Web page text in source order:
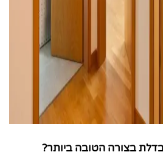
בדלת בצורה הטובה ביותר?